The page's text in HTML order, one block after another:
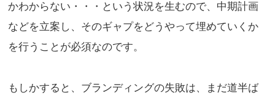
かわからない・・・という状況を生むので、中期計画
などを立案し、そのギャプをどうやって埋めていくか
を行うことが必須なのです。
もしかすると、ブランディングの失敗は、まだ道半ば